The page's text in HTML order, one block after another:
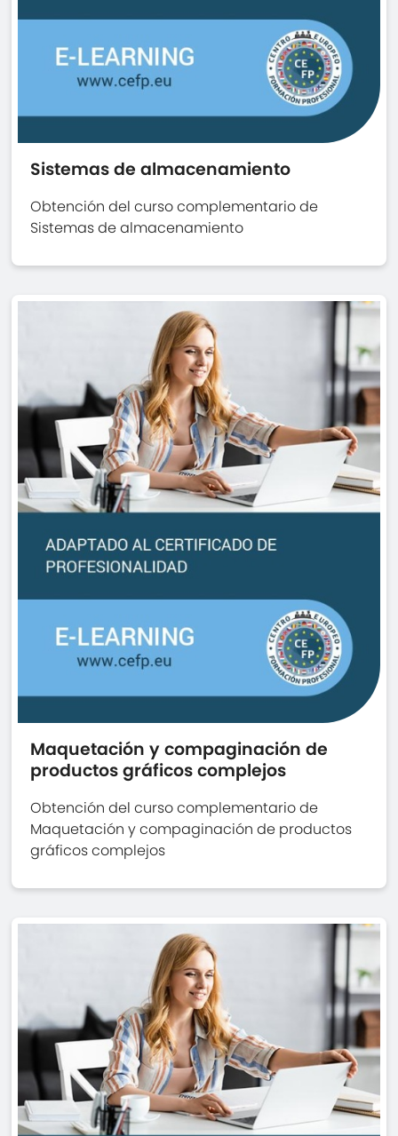
Sistemas de almacenamiento
Obtención del curso complementario de
Sistemas de almacenamiento
Maquetación y compaginación de
productos gráficos complejos
Obtención del curso complementario de
Maquetación y compaginación de productos
gráficos complejos